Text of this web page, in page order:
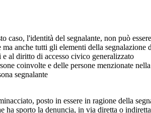
caso, l'identità del segnalante, non può
anche tutti gli elementi della
al diritto di accesso civico generalizzato
coinvolte e delle persone menzionate
segnalante
posto in essere in ragione della
ha sporto la denuncia, in via diretta o